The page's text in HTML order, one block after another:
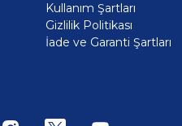
Kullanım Şartları
Gizlilik Politikası
İade ve Garanti Şartları